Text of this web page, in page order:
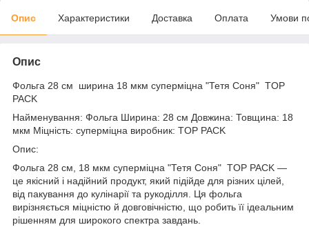
Опис Характеристики Доставка Оплата Умови
Опис
Фольга 28 см ширина 18 мкм суперміцна "Тетя Соня" TOP
PACK
Найменування: Фольга Ширина: 28 см Довжина: Товщина: 18
мкм Міцність: суперміцна виробник: TOP PACK
Опис:
Фольга 28 см, 18 мкм суперміцна "Тетя Соня" TOP PACK —
це якісний і надійний продукт, який підійде для різних цілей,
від пакування до кулінарії та рукоділля. Ця фольга
вирізняється міцністю й довговічністю, що робить її ідеальним
рішенням для широкого спектра завдань.